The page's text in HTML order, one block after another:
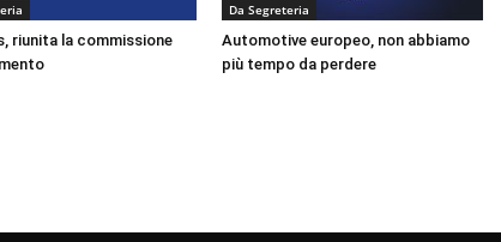
riunita la commissione
Da Segreteria
Automotive europeo, non abbiamo
più tempo da perdere